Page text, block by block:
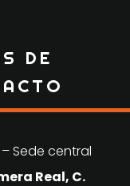
DE
– Sede central
Real, C.